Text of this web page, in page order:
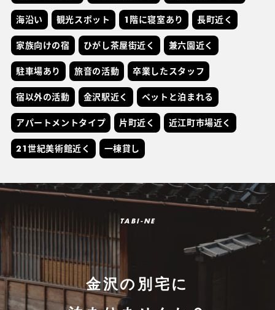
海沿い 観光スポット 1階に寝室あり 長町近く
家族向けの宿 ひがし茶屋街近く 兼六園近く
駐車場あり 旅音の活動 卒業したスタッフ
宿以外の活動 金沢駅近く ペットと泊まれる
アパートメントタイプ 片町近く 近江町市場近く
21世紀美術館近く 一棟貸し
TABI-NE
金沢の別宅に